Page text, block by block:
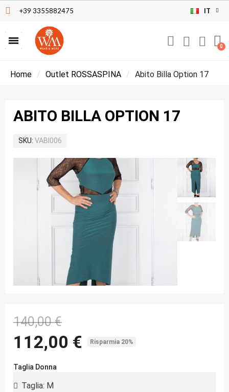
+39 3355882475 IT
Home Outlet ROSSASPINA Abito Billa Option 17
ABITO BILLA OPTION 17
SKU VABI006
140,00 €
112,00 € Risparmia 20%
Taglia Donna